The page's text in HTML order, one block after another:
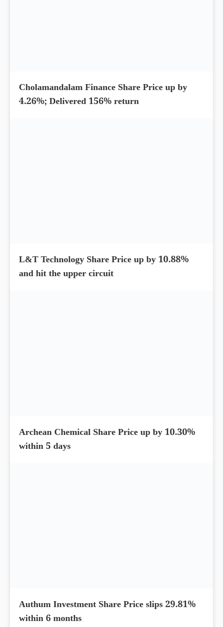
Cholamandalam Finance Share Price up by
4.26%; Delivered 156% return
L&T Technology Share Price up by 10.88%
and hit the upper circuit
Archean Chemical Share Price up by 10.30%
within 5 days
Authum Investment Share Price slips 29.81%
within 6 months